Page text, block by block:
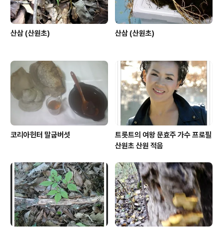
산삼 (산원초) 산삼 (산원초)
코리아헌터 말굽버섯
트롯트의 여왕 문효주 가수 프로필
산원초 산원 적음